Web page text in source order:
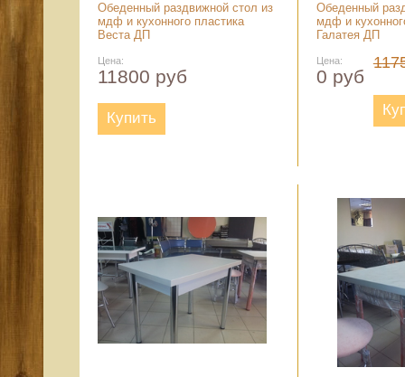
Обеденный раздвижной стол из
мдф и кухонного пластика
Веста ДП
Цена:
11800 руб
Купить
Обеденный
мдф и
Галатея ДП
Цена:
0 руб